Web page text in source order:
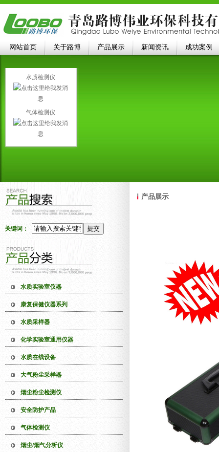
网站首页 关于路博 产品展示 新闻资讯 成功案例
关键词：
水质实验室仪器
康复保健仪器系列
水质采样器
化学实验室通用仪器
水质在线设备
大气粉尘采样器
烟尘粉尘检测仪
安全防护产品
气体检测仪
烟尘/烟气分析仪
产品展示
水质检测仪
气体检测仪